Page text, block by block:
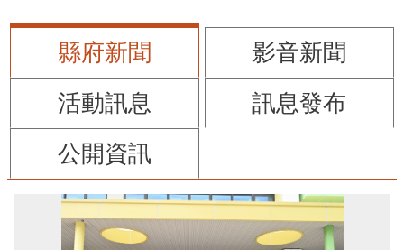
縣府新聞
影音新聞
活動訊息
訊息發布
公開資訊